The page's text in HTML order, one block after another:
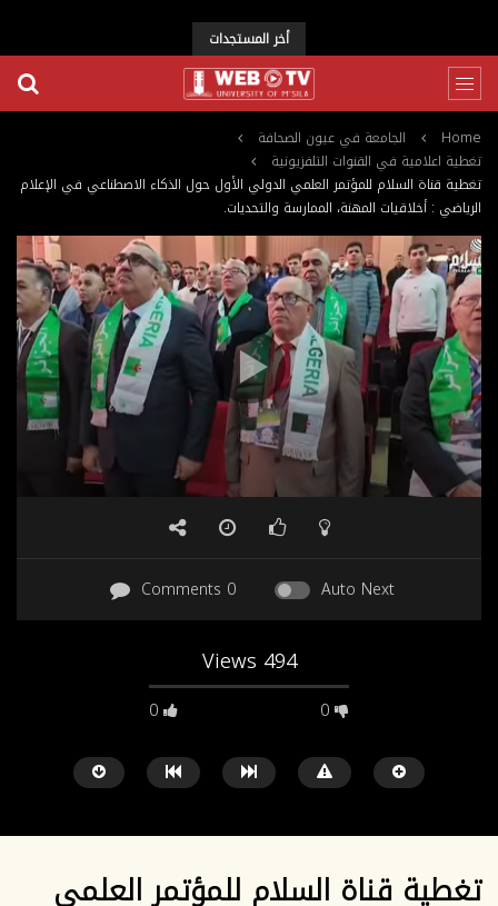
أخر المستجدات
Home
الجامعة في عيون الصحافة
تغطية اعلامية في القنوات التلفزيونية
تغطية قناة السلام للمؤتمر العلمي الدولي الأول حول الذكاء الاصطناعي في الإعلام
الرياضي : أخلاقيات المهنة، الممارسة والتحديات.
Auto Next
0 Comments
494 Views
0 0
تغطية قناة السلام للمؤتمر العلمي